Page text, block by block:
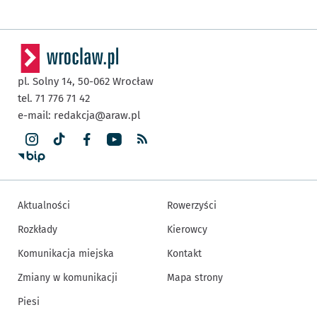
pl. Solny 14, 50-062 Wrocław
tel. 71 776 71 42
e-mail: redakcja@araw.pl
Aktualności
Rozkłady
Komunikacja miejska
Zmiany w komunikacji
Piesi
Rowerzyści
Kierowcy
Kontakt
Mapa strony